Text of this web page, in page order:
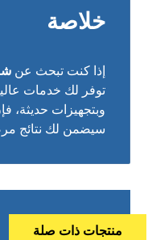
خلاصة
إذا كنت تبحث عن
توفر لك خدمات
وبتجهيزات حديثة،
سيضمن لك نتائج
منتجات ذات صلة